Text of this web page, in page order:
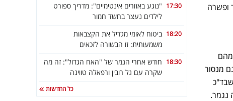
ופשרה
מהם
מנסור
נגמר.
17:30 "נוגע באזורים אינטימיים": מדריך ספורט
לילדים נעצר בחשד חמור
18:20 ביטוח לאומי מגדיל את הקצבאות
משמעותית: זו הבשורה לזכאים
18:30 חודש אחרי הגמר של "האח הגדול": זה מה
שקרה עם גל רובין ורפאלה טווינה
כל החדשות